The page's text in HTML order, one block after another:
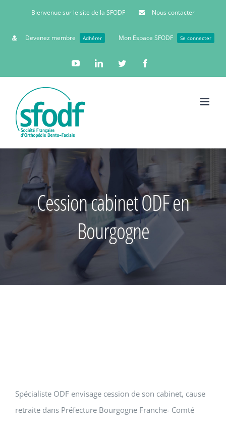
Bienvenue sur le site de la SFODF Nous contacter
Devenez membre Adhérer Mon Espace SFODF Se connecter
YouTubeLinkedinTwitter
Cession cabinet ODF en
Bourgogne
Spécialiste ODF envisage cession de son cabinet, cause
retraite dans Préfecture Bourgogne Franche- Comté